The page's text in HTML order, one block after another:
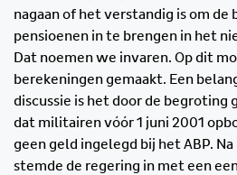
nagaan of het verstandig is om de
pensioenen in te brengen in het
Dat noemen we invaren. Op dit
berekeningen gemaakt. Een
discussie is het door de begroting
dat militairen vóór 1 juni 2001
geen geld ingelegd bij het ABP.
stemde de regering in met een